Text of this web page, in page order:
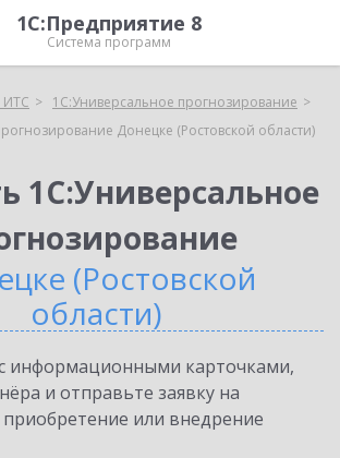
1С:Предприятие 8
Система программ
ИТС
1С:Универсальное прогнозирование
Донецке (Ростовской области)
1С:Универсальное
(Ростовской
области)
информационными карточками,
и отправьте заявку на
или внедрение